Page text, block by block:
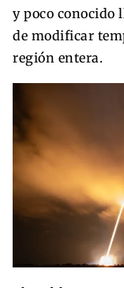
y poco conocido
de modificar
región entera.